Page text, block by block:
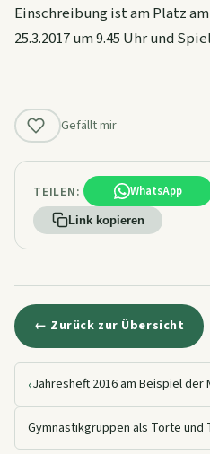
Einschreibung ist am Platz
25.3.2017 um 9.45 Uhr und
Gefällt mir
TEILEN: WhatsApp
Link kopieren
← Zurück zur Übersicht
‹Jahresheft 2016 am Beispiel der